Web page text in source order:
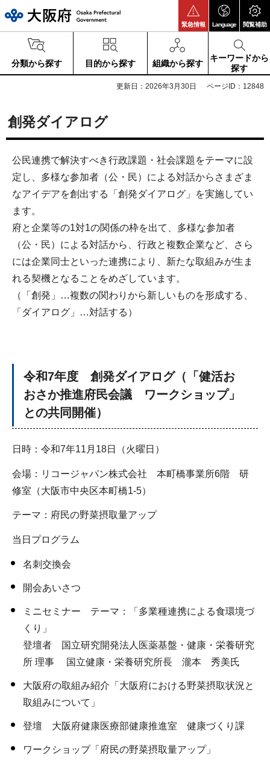
緊急情報 Language 閲覧補助
分類から探す 目的から探す 組織から探す
キーワードから
探す
更新日：2026年3月30日 ページID：12848
創発ダイアログ
公民連携で解決すべき行政課題・社会課題をテーマに設
定し、多様な参加者（公・民）による対話からさまざま
なアイデアを創出する「創発ダイアログ」を実施してい
ます。
府と企業等の1対1の関係の枠を出て、多様な参加者
（公・民）による対話から、行政と複数企業など、さら
には企業同士といった連携により、新たな取組みが生ま
れる契機となることをめざしています。
（「創発」…複数の関わりから新しいものを形成する、
「ダイアログ」…対話する）
令和7年度 創発ダイアログ（「健活お
おさか推進府民会議 ワークショップ」
との共同開催）
日時：令和7年11月18日（火曜日）
会場：リコージャパン株式会社 本町橋事業所6階 研
修室（大阪市中央区本町橋1-5）
テーマ：府民の野菜摂取量アップ
当日プログラム
名刺交換会
開会あいさつ
ミニセミナー テーマ：「多業種連携による食環境づ
くり」
登壇者 国立研究開発法人医薬基盤・健康・栄養研究
所 理事 国立健康・栄養研究所長 瀧本 秀美氏
大阪府の取組み紹介「大阪府における野菜摂取状況と
取組みについて」
登壇 大阪府健康医療部健康推進室 健康づくり課
ワークショップ「府民の野菜摂取量アップ」